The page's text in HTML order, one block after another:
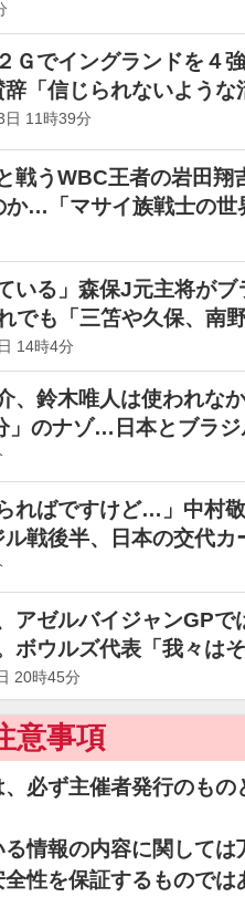
Ｇでイングランドを４
「信じられないような
11時39分
戦うWBC王者の岩田翔
…「マサイ族戦士の世
いる」森保J元主将が
でも「三笘や久保、南
14時4分
、鈴木唯人は使われな
」のナゾ…日本とブラ
ればですけど…」中村
戦後半、日本の交代カ
アゼルバイジャンGPで
ボウルズ代表「我々は
20時45分
意事項
必ず主催者発行のもの
情報の内容に関しては
性を保証するものでは